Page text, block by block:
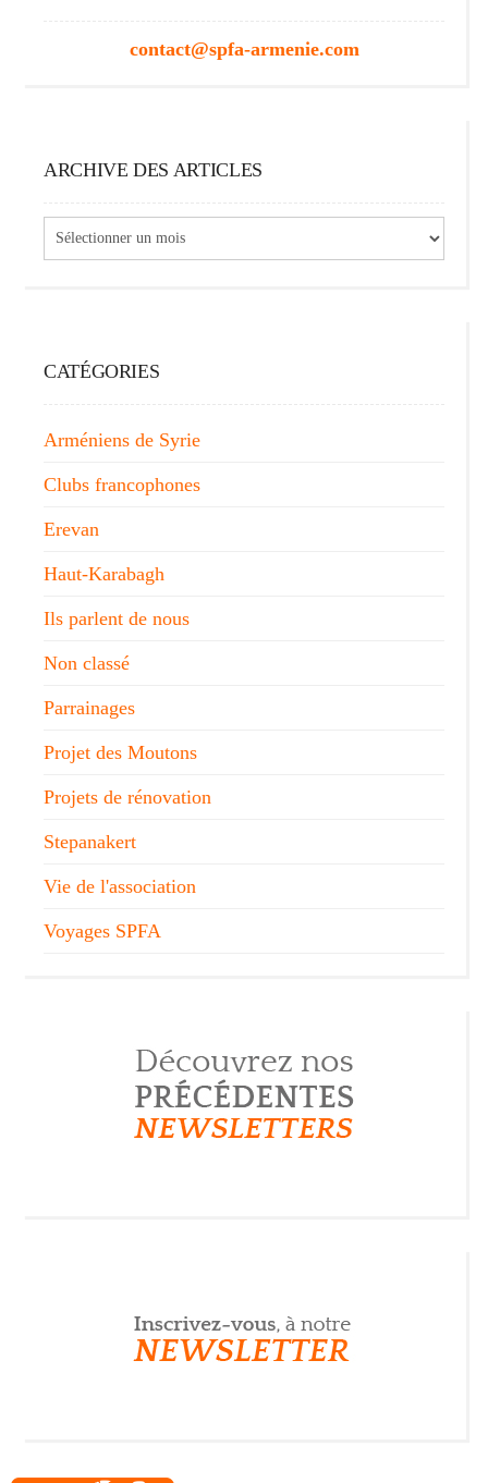
contact@spfa-armenie.com
ARCHIVE DES ARTICLES
des
CATÉGORIES
Arméniens de Syrie
Clubs francophones
Erevan
Haut-Karabagh
Ils parlent de nous
Non classé
Parrainages
Projet des Moutons
Projets de rénovation
Stepanakert
Vie de l'association
Voyages SPFA